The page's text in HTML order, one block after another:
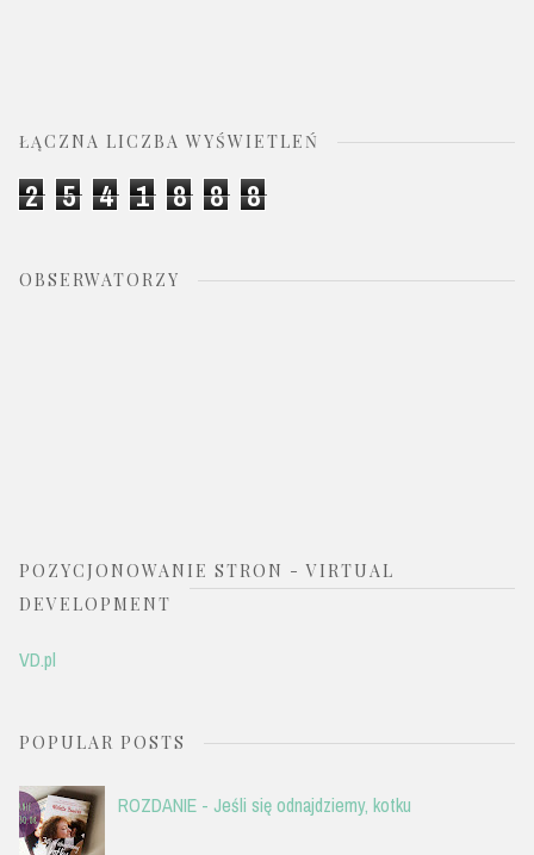
ŁĄCZNA LICZBA WYŚWIETLEŃ
2 5 4 1 8 8 8
OBSERWATORZY
POZYCJONOWANIE STRON - VIRTUAL
DEVELOPMENT
VD.pl
POPULAR POSTS
ROZDANIE - Jeśli się odnajdziemy, kotku